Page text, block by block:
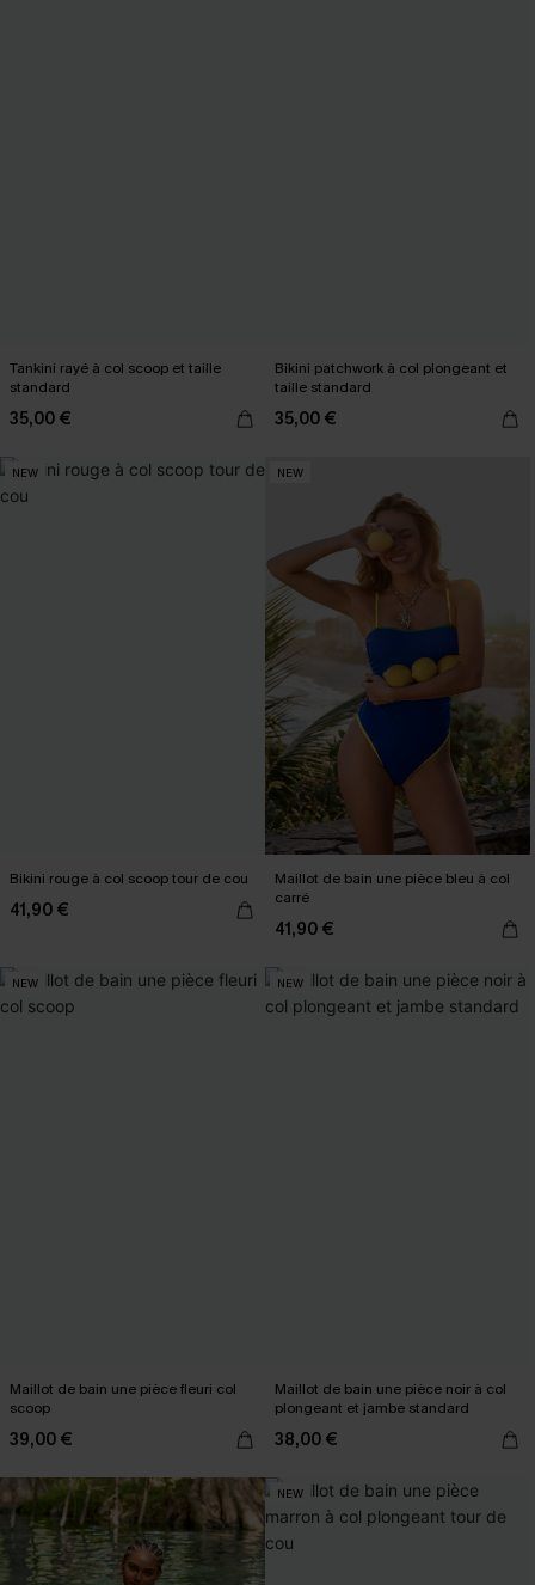
Tankini rayé à col scoop et taille
standard
35,00 €
Bikini patchwork à col plongeant et
taille standard
35,00 €
NEW
Bikini rouge à col scoop tour de cou
41,90 €
NEW
Maillot de bain une pièce bleu à col
carré
41,90 €
NEW
Maillot de bain une pièce fleuri col
scoop
39,00 €
NEW
Maillot de bain une pièce noir à col
plongeant et jambe standard
38,00 €
NEW